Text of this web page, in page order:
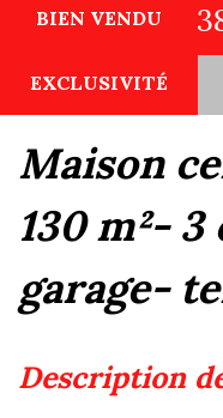
BIEN VENDU
EXCLUSIVITÉ
maison centre village-
130 m²-
garage-
description